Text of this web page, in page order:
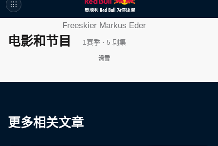
电影和节目
The Ultimate Run
Freeskier Markus Eder
1赛季 · 5 剧集
滑雪
更多相关文章